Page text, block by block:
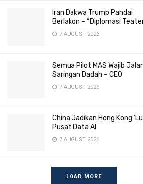
Iran Dakwa Trump Pandai
Berlakon – “Diplomasi
7 AUGUST 2026
Semua Pilot MAS Wajib
Saringan Dadah – CEO
7 AUGUST 2026
China Jadikan Hong Kong
Pusat Data AI
7 AUGUST 2026
LOAD MORE